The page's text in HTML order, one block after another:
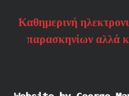
Καθημερινή
παρασκηνίων αλλά